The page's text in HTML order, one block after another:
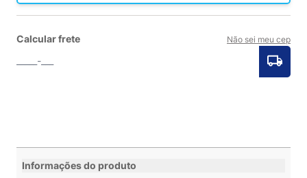
Calcular frete Não sei meu cep
Informações do produto